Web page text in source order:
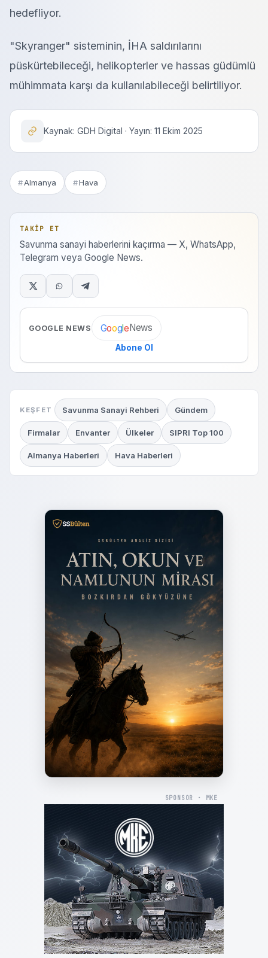
hedefliyor.
"Skyranger" sisteminin, İHA saldırılarını
püskürtebileceği, helikopterler ve hassas güdümlü
mühimmata karşı da kullanılabileceği belirtiliyor.
Kaynak: GDH Digital · Yayın: 11 Ekim 2025
Almanya Hava
TAKIP ET
Savunma sanayi haberlerini kaçırma — X, WhatsApp,
Telegram veya Google News.
GOOGLE NEWS GoogleNews
Abone Ol
KEŞFET Savunma Sanayi Rehberi Gündem
Firmalar Envanter Ülkeler SIPRI Top 100
Almanya Haberleri Hava Haberleri
SPONSOR · MKE